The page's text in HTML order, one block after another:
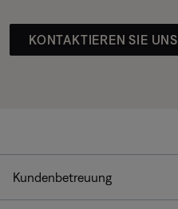
KONTAKTIEREN SIE UNS
Kundenbetreuung